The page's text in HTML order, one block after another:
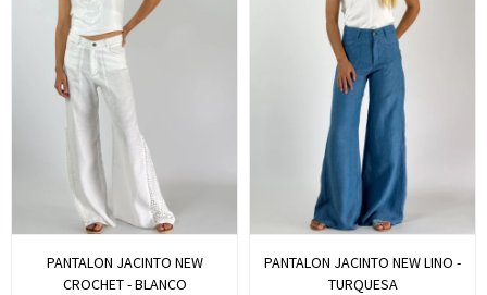
PANTALON JACINTO NEW
CROCHET - BLANCO
PANTALON JACINTO NEW LINO -
TURQUESA